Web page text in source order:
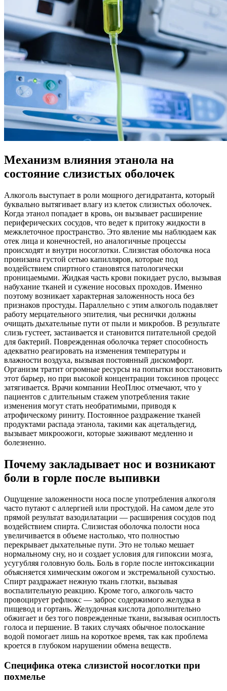
Механизм влияния этанола на
состояние слизистых оболочек
Алкоголь выступает в роли мощного дегидратанта, который
буквально вытягивает влагу из клеток слизистых оболочек.
Когда этанол попадает в кровь, он вызывает расширение
периферических сосудов, что ведет к притоку жидкости в
межклеточное пространство. Это явление мы наблюдаем как
отек лица и конечностей, но аналогичные процессы
происходят и внутри носоглотки. Слизистая оболочка носа
пронизана густой сетью капилляров, которые под
воздействием спиртного становятся патологически
проницаемыми. Жидкая часть крови покидает русло, вызывая
набухание тканей и сужение носовых проходов. Именно
поэтому возникает характерная заложенность носа без
признаков простуды. Параллельно с этим алкоголь подавляет
работу мерцательного эпителия, чьи реснички должны
очищать дыхательные пути от пыли и микробов. В результате
слизь густеет, застаивается и становится питательной средой
для бактерий. Поврежденная оболочка теряет способность
адекватно реагировать на изменения температуры и
влажности воздуха, вызывая постоянный дискомфорт.
Организм тратит огромные ресурсы на попытки восстановить
этот барьер, но при высокой концентрации токсинов процесс
затягивается. Врачи компании НеоПлюс отмечают, что у
пациентов с длительным стажем употребления такие
изменения могут стать необратимыми, приводя к
атрофическому риниту. Постоянное раздражение тканей
продуктами распада этанола, такими как ацетальдегид,
вызывает микроожоги, которые заживают медленно и
болезненно.
Почему закладывает нос и возникают
боли в горле после выпивки
Ощущение заложенности носа после употребления алкоголя
часто путают с аллергией или простудой. На самом деле это
прямой результат вазодилатации — расширения сосудов под
воздействием спирта. Слизистая оболочка полости носа
увеличивается в объеме настолько, что полностью
перекрывает дыхательные пути. Это не только мешает
нормальному сну, но и создает условия для гипоксии мозга,
усугубляя головную боль. Боль в горле после интоксикации
объясняется химическим ожогом и экстремальной сухостью.
Спирт раздражает нежную ткань глотки, вызывая
воспалительную реакцию. Кроме того, алкоголь часто
провоцирует рефлюкс — заброс содержимого желудка в
пищевод и гортань. Желудочная кислота дополнительно
обжигает и без того поврежденные ткани, вызывая осиплость
голоса и першение. В таких случаях обычное полоскание
водой помогает лишь на короткое время, так как проблема
кроется в глубоком нарушении обмена веществ.
Специфика отека слизистой носоглотки при
похмелье